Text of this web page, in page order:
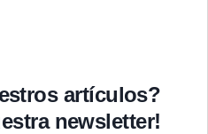
artículos?
newsletter!